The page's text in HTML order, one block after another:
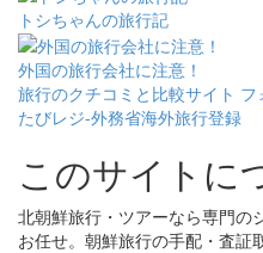
トシちゃんの旅行記
外国の旅行会社に注意！
旅行のクチコミと比較サイト
たびレジ-外務省海外旅行登録
このサイトに
北朝鮮旅行・ツアーなら専門の
お任せ。朝鮮旅行の手配・査証